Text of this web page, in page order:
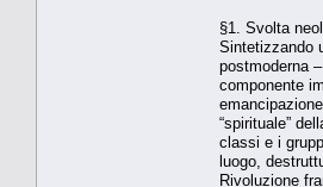
§1. Svolta
Sintetizzando
postmoderna
componente
“spirituale”
classi e i
luogo,
Rivoluzione